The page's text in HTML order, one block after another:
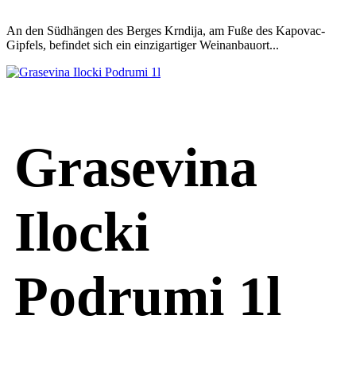
An den Südhängen des Berges Krndija, am Fuße des Kapovac-
Gipfels, befindet sich ein einzigartiger Weinanbauort...
Grasevina
Ilocki
Podrumi 1l